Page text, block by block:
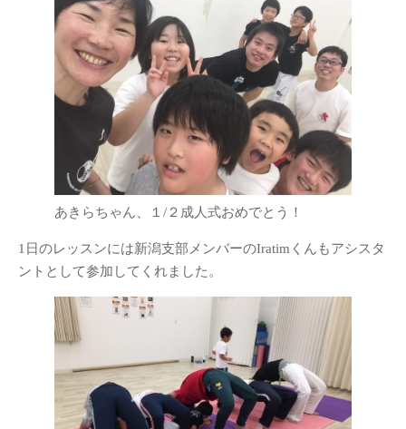
あきらちゃん、１/２成人式おめでとう！
1日のレッスンには新潟支部メンバーのIratimくんもアシスタ
ントとして参加してくれました。